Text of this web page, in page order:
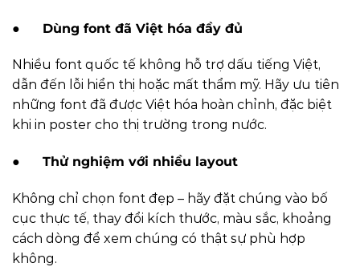
● Dùng font đã Việt hóa đầy đủ
Nhiều font quốc tế không hỗ trợ dấu tiếng Việt,
dẫn đến lỗi hiển thị hoặc mất thẩm mỹ. Hãy ưu tiên
những font đã được Việt hóa hoàn chỉnh, đặc biệt
khi in poster cho thị trường trong nước.
● Thử nghiệm với nhiều layout
Không chỉ chọn font đẹp – hãy đặt chúng vào bố
cục thực tế, thay đổi kích thước, màu sắc, khoảng
cách dòng để xem chúng có thật sự phù hợp
không.